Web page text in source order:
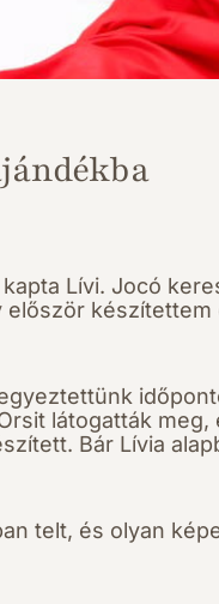
Lívi. Jocó
először
látogatták
Bár Lívia
telt, és olyan